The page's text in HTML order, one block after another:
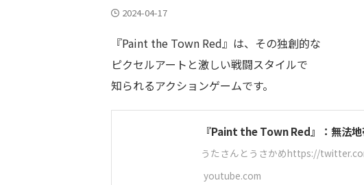
2024-04-17
『Paint the Town Red』は、その独創的な
ピクセルアートと激しい戦闘スタイルで
知られるアクションゲームです。
『Paint the Town Red』：無法
うたさんとうさかめhttps://
youtube.com